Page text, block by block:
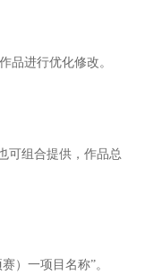
品进行优化修改。
可组合提供，作品总
）一项目名称”。